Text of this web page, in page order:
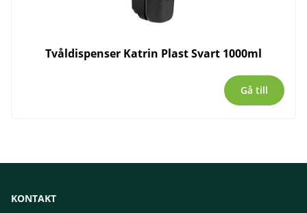
Tvåldispenser Katrin Plast Svart 1000ml
Gå till
KONTAKT